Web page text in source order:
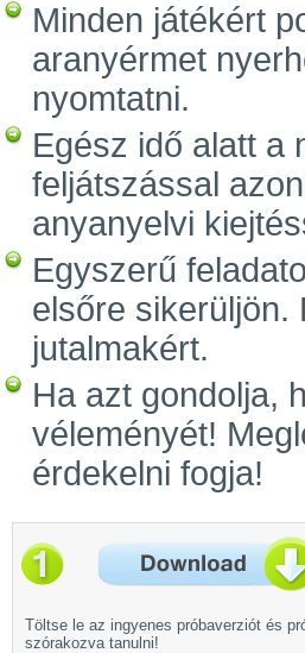
Minden játékért
aranyérmet
nyomtatni.
Egész idő alatt a
feljátszással
anyanyelvi
Egyszerű
elsőre sikerüljön.
jutalmakért.
Ha azt gondolja,
véleményét!
érdekelni fogja!
Töltse le az ingyenes próbaverziót és
szórakozva tanulni!